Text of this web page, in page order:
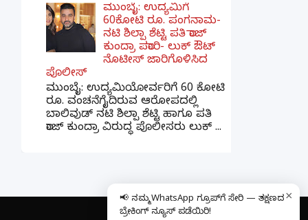
ಮುಂಬೈ: ಉದ್ಯಮಿಗೆ
60ಕೋಟಿ ರೂ. ಪಂಗನಾಮ-
ನಟಿ ಶಿಲ್ಪಾ ಶೆಟ್ಟಿ ಪತಿ ರಾಜ್
ಕುಂದ್ರಾ ಪರಾರಿ- ಲುಕ್ ಔಟ್
ನೊಟೀಸ್ ಜಾರಿಗೊಳಿಸಿದ
ಪೊಲೀಸ್
ಮುಂಬೈ: ಉದ್ಯಮಿಯೋರ್ವರಿಗೆ 60 ಕೋಟಿ
ರೂ. ವಂಚನೆಗೈದಿರುವ ಆರೋಪದಲ್ಲಿ
ಬಾಲಿವುಡ್ ನಟಿ ಶಿಲ್ಪಾ ಶೆಟ್ಟಿ ಹಾಗೂ ಪತಿ
ರಾಜ್ ಕುಂದ್ರಾ ವಿರುದ್ಧ ಪೊಲೀಸರು ಲುಕ್ ...
×
📢 ನಮ್ಮ WhatsApp ಗ್ರೂಪ್‌ಗೆ ಸೇರಿ — ತಕ್ಷಣದ
ಬ್ರೇಕಿಂಗ್ ನ್ಯೂಸ್ ಪಡೆಯಿರಿ!